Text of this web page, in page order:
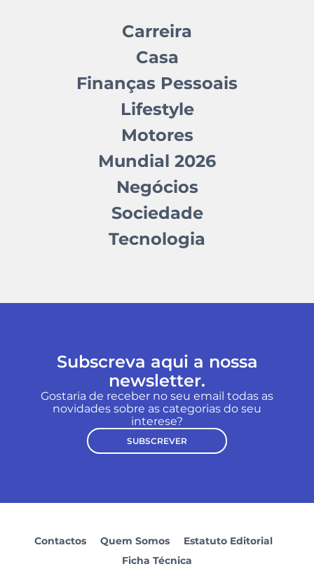
Carreira
Casa
Finanças Pessoais
Lifestyle
Motores
Mundial 2026
Negócios
Sociedade
Tecnologia
Subscreva aqui a nossa
newsletter.
Gostaria de receber no seu email todas as
novidades sobre as categorias do seu
interese?
SUBSCREVER
Contactos Quem Somos
Estatuto Editorial
Ficha Técnica